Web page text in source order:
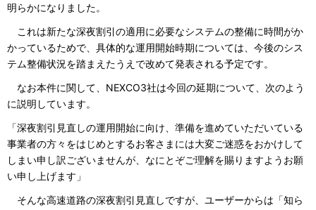
明らかになりました。
これは新たな深夜割引の適用に必要なシステムの整備に時間がか
かっているためで、具体的な運用開始時期については、今後のシス
テム整備状況を踏まえたうえで改めて発表される予定です。
なお本件に関して、NEXCO3社は今回の延期について、次のよう
に説明しています。
「深夜割引見直しの運用開始に向け、準備を進めていただいている
事業者の方々をはじめとするお客さまには大変ご迷惑をおかけして
しまい申し訳ございませんが、なにとぞご理解を賜りますようお願
い申し上げます」
そんな高速道路の深夜割引見直しですが、ユーザーからは「知ら